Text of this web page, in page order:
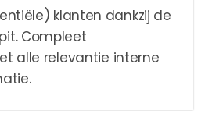
klanten dankzij de
Compleet
alle relevantie interne